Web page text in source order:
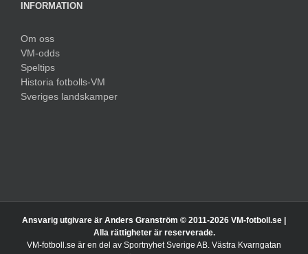
INFORMATION
Om oss
VM-odds
Speltips
Historia fotbolls-VM
Sveriges landskamper
Ansvarig utgivare är Anders Granström © 2011-2026 VM-fotboll.se |
Alla rättigheter är reserverade.
VM-fotboll.se är en del av Sportnyhet Sverige AB. Västra Kvarngatan